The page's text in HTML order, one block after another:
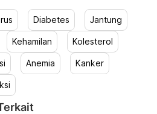
Diabetes Jantung
Kehamilan Kolesterol
Anemia Kanker